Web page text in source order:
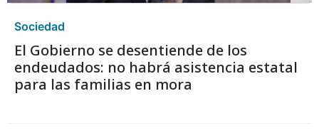
Sociedad
El Gobierno se desentiende de los
endeudados: no habrá asistencia estatal
para las familias en mora